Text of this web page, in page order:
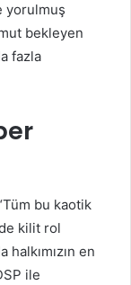
yorulmuş
bekleyen
fazla
bu kaotik
kilit rol
en
ile